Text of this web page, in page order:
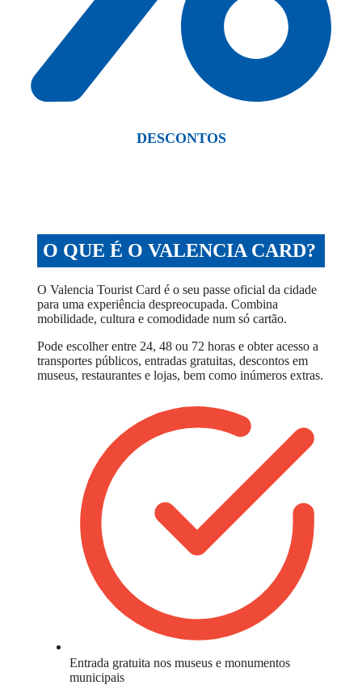
DESCONTOS
O QUE É O VALENCIA CARD?
O Valencia Tourist Card é o seu passe oficial da cidade
para uma experiência despreocupada. Combina
mobilidade, cultura e comodidade num só cartão.
Pode escolher entre 24, 48 ou 72 horas e obter acesso a
transportes públicos, entradas gratuitas, descontos em
museus, restaurantes e lojas, bem como inúmeros extras.
Entrada gratuita nos museus e monumentos
municipais